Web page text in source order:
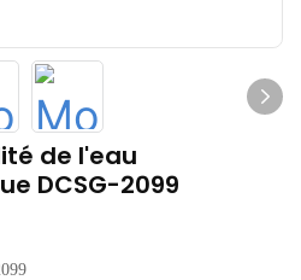
de l'eau
DCSG-2099